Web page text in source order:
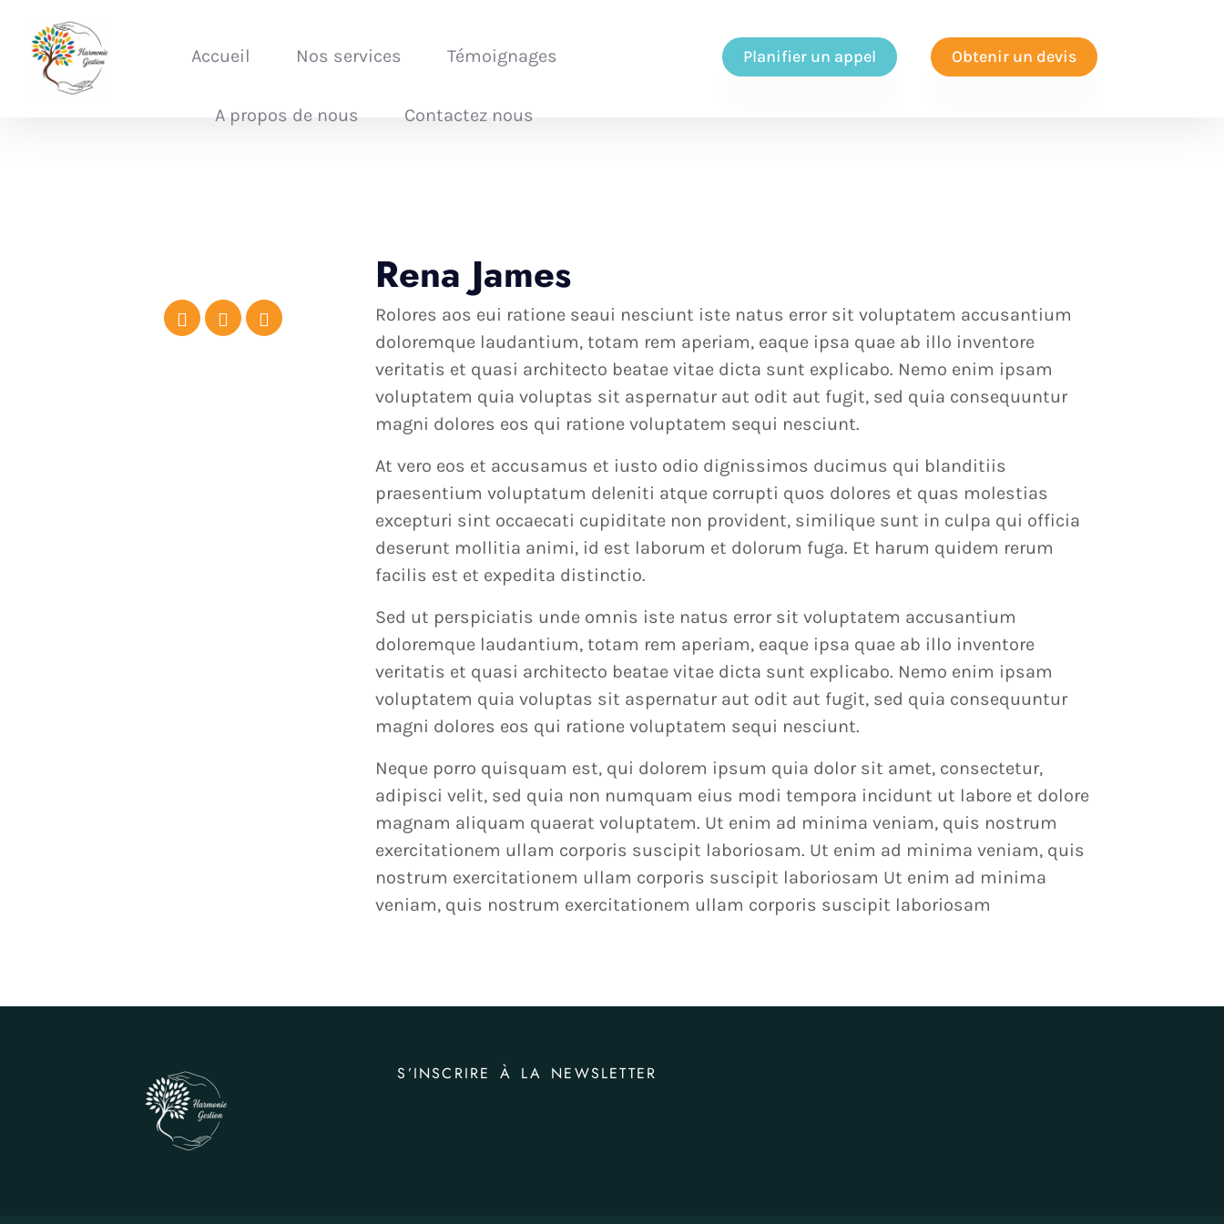
Accueil Nos services Témoignages
A propos de nous Contactez nous
Planifier un appel Obtenir un devis
Rena James
Rolores aos eui ratione seaui nesciunt iste natus error sit voluptatem accusantium
doloremque laudantium, totam rem aperiam, eaque ipsa quae ab illo inventore
veritatis et quasi architecto beatae vitae dicta sunt explicabo. Nemo enim ipsam
voluptatem quia voluptas sit aspernatur aut odit aut fugit, sed quia consequuntur
magni dolores eos qui ratione voluptatem sequi nesciunt.
At vero eos et accusamus et iusto odio dignissimos ducimus qui blanditiis
praesentium voluptatum deleniti atque corrupti quos dolores et quas molestias
excepturi sint occaecati cupiditate non provident, similique sunt in culpa qui officia
deserunt mollitia animi, id est laborum et dolorum fuga. Et harum quidem rerum
facilis est et expedita distinctio.
Sed ut perspiciatis unde omnis iste natus error sit voluptatem accusantium
doloremque laudantium, totam rem aperiam, eaque ipsa quae ab illo inventore
veritatis et quasi architecto beatae vitae dicta sunt explicabo. Nemo enim ipsam
voluptatem quia voluptas sit aspernatur aut odit aut fugit, sed quia consequuntur
magni dolores eos qui ratione voluptatem sequi nesciunt.
Neque porro quisquam est, qui dolorem ipsum quia dolor sit amet, consectetur,
adipisci velit, sed quia non numquam eius modi tempora incidunt ut labore et dolore
magnam aliquam quaerat voluptatem. Ut enim ad minima veniam, quis nostrum
exercitationem ullam corporis suscipit laboriosam. Ut enim ad minima veniam, quis
nostrum exercitationem ullam corporis suscipit laboriosam Ut enim ad minima
veniam, quis nostrum exercitationem ullam corporis suscipit laboriosam
S’INSCRIRE À LA NEWSLETTER